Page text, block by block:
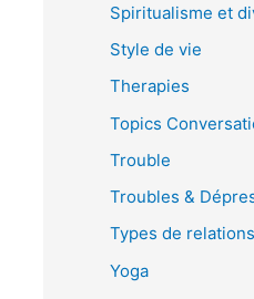
Spiritualisme et
Style de vie
Therapies
Topics
Trouble
Troubles &
Types de relations
Yoga